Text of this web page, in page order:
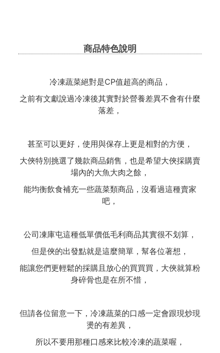
商品特色說明
冷凍蔬菜絕對是CP值超高的商品，
之前有文獻說過冷凍後其實對於營養差異不會有什麼
落差，
甚至可以更好，使用與保存上更是相對的方便，
大俠特別挑選了幾款商品銷售，也是希望大俠採購賣
場內的大魚大肉之餘，
能均衡飲食補充一些蔬菜類商品，沒看過這種賣家
吧，
公司凍庫屯這種低單價低毛利商品其實很不划算，
但是俠的出發點就是這麼簡單，幫各位著想，
能讓您們更輕鬆的採購且放心的買買買，大俠就算粉
身碎骨也是在所不惜，
但請各位留意一下，冷凍蔬菜的口感一定會跟現炒現
燙的有差異，
所以不要用那種口感來比較冷凍的蔬菜喔，